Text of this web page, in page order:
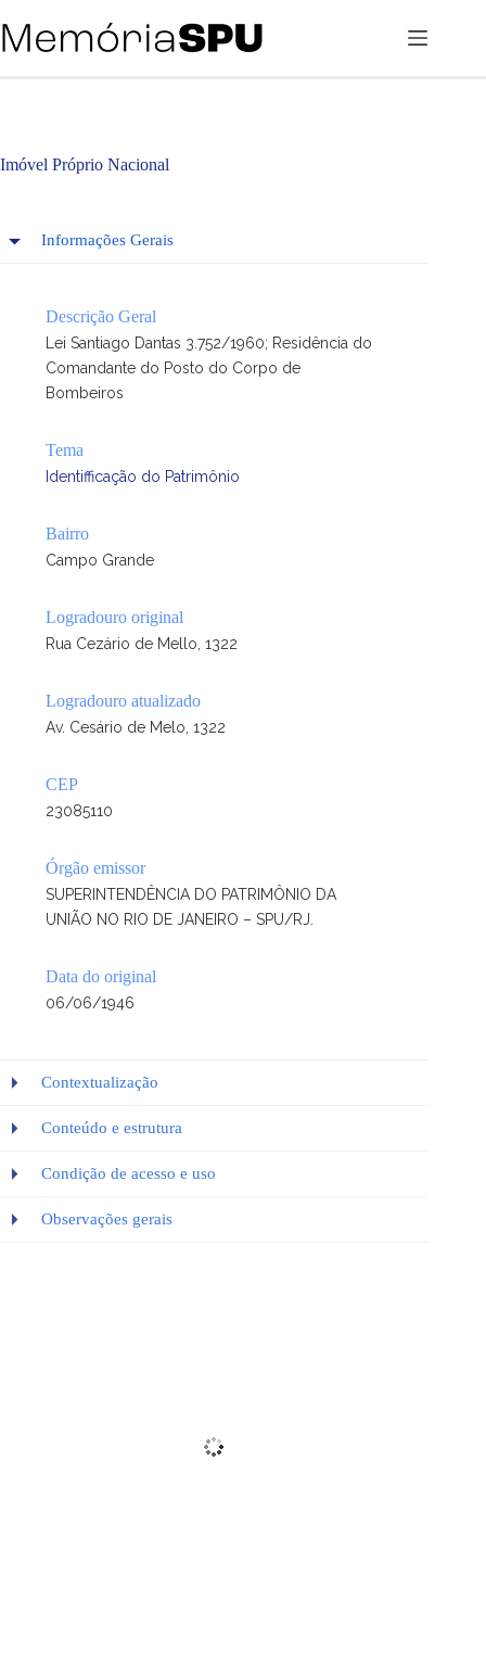
para
o
Imóvel Próprio Nacional
Informações Gerais
Descrição Geral
Lei Santiago Dantas 3.752/1960; Residência do
Comandante do Posto do Corpo de
Bombeiros
Tema
Identifficação do Patrimônio
Bairro
Campo Grande
Logradouro original
Rua Cezário de Mello, 1322
Logradouro atualizado
Av. Cesário de Melo, 1322
CEP
23085110
Órgão emissor
SUPERINTENDÊNCIA DO PATRIMÔNIO DA
UNIÃO NO RIO DE JANEIRO – SPU/RJ.
Data do original
06/06/1946
Contextualização
Conteúdo e estrutura
Condição de acesso e uso
Observações gerais